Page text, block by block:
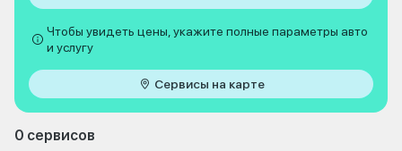
Чтобы увидеть цены, укажите полные параметры авто
и услугу
Сервисы на карте
0 сервисов